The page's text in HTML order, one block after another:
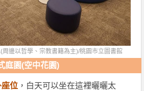
周邊以哲學、宗教書籍為主)/桃園市立圖書館
庭園(空中花園)
座位 ，白天可以坐在這裡曬曬太